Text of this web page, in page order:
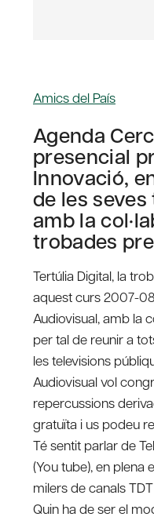
Amics del País
Agenda
presencial
Innovació,
de les
amb la
trobades
Tertúlia Digital, la
aquest curs 2007-
Audiovisual, amb la
per tal de reunir a
les televisions
Audiovisual vol
repercussions
gratuïta i us podeu
Té sentit parlar de
(You tube), en plena
milers de canals
Quin ha de ser el